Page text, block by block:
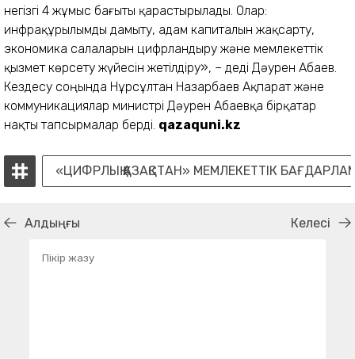
негізгі 4 жұмыс бағыты қарастырылады. Олар:
инфрақұрылымды дамыту, адам капиталын жақсарту,
экономика салаларын цифрландыру және мемлекеттік
қызмет көрсету жүйесін жетілдіру», – деді Дәурен Абаев.
Кездесу соңында Нұрсұлтан Назарбаев Ақпарат және
коммуникациялар министрі Дәурен Абаевқа бірқатар
нақты тапсырмалар берді. qazaquni.kz
«ЦИФРЛЫҚ ҚАЗАҚСТАН» МЕМЛЕКЕТТІК
Алдыңғы Келесі